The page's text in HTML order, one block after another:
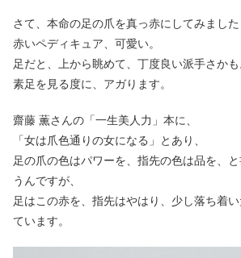
さて、本命の足の爪を真っ赤にしてみました
赤いペディキュア、可愛い。
足だと、上から眺めて、丁度良い派手さかも
素足を見る度に、アガります。
齋藤 薫さんの「一生美人力」本に、
「女は爪色通りの女になる」とあり、
足の爪の色はパワーを、指先の色は品を、
うんですが、
足はこの赤を、指先はやはり、少し落ち着
ています。